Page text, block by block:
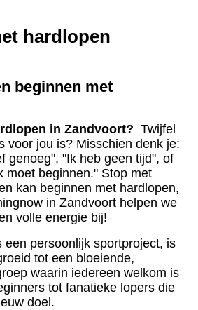
hardlopen
beginnen met
in Zandvoort? Twijfel
voor jou is? Misschien denk je:
genoeg", "Ik heb geen tijd", of
moet beginnen." Stop met
kan beginnen met hardlopen,
in Zandvoort helpen we
volle energie bij!
een persoonlijk sportproject, is
tot een bloeiende,
waarin iedereen welkom is
tot fanatieke lopers die
doel.